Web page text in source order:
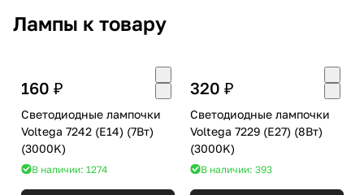
Лампы к товару
160 ₽
Светодиодные лампочки
Voltega 7242 (E14) (7Вт)
(3000K)
В наличии: 1274
320 ₽
Светодиодные лампочки
Voltega 7229 (E27) (8Вт)
(3000K)
В наличии: 393